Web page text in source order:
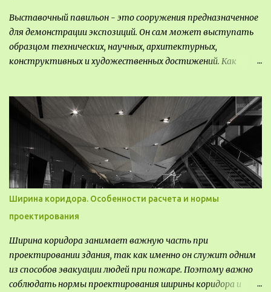
Выставочный павильон - это сооружения предназначенное
для демонстрации экспозиций. Он сам может выступать
образцом технических, научных, архитектурных,
конструктивных и художественных достижений. Как
универсальные тематические временные постоянные
передвижные стационарные Назначение выставочных
павильонов - показ экспозиции, с целью информации,
пропаганды, рекламы, внедрения новых технологий, обмен
опытом, привлечения внимания и т.д.
Ширина коридора. Особенности расчета и нормы
проектирования
Ширина коридора занимает важную часть при
проектировании здания, так как именно он служит одним
из способов эвакуации людей при пожаре. Поэтому важно
соблюдать нормы проектирования ширины коридора и